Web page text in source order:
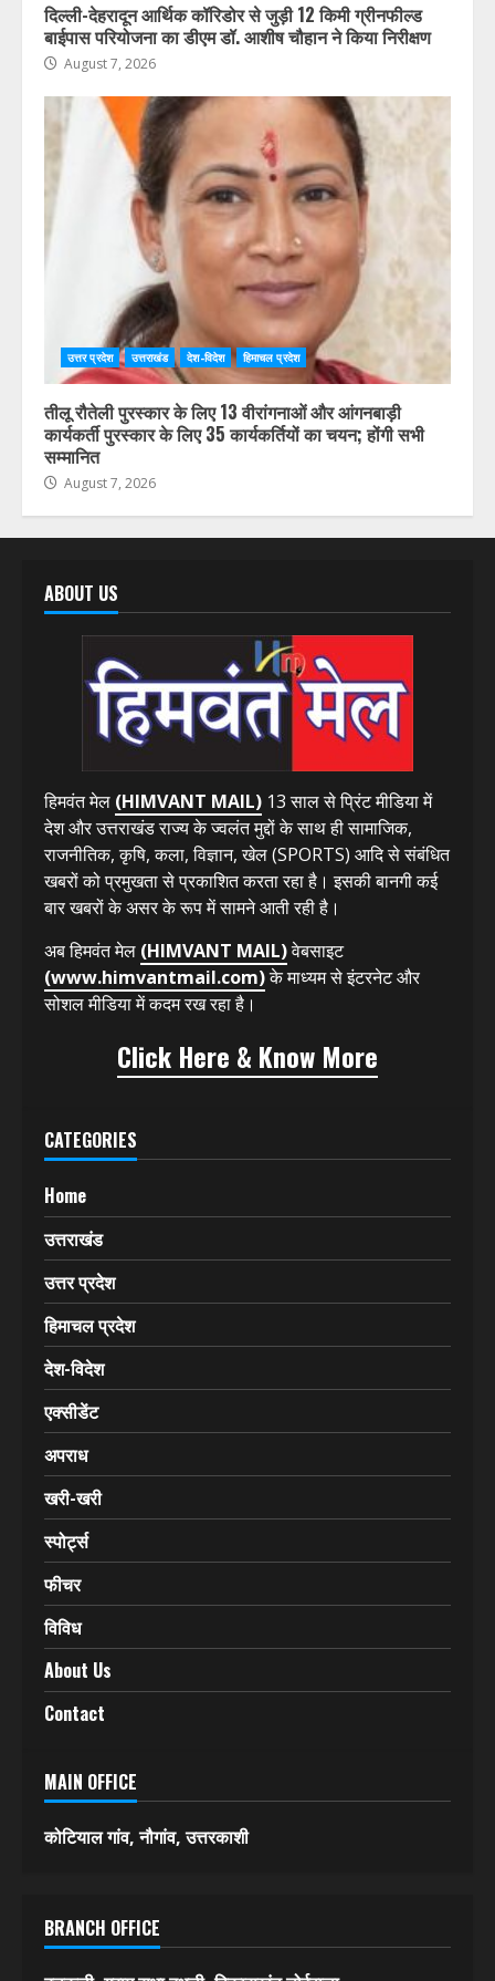
दिल्ली-देहरादून आर्थिक कॉरिडोर से जुड़ी 12 किमी ग्रीनफील्ड
बाईपास परियोजना का डीएम डॉ. आशीष चौहान ने किया निरीक्षण
August 7, 2026
उत्तर प्रदेश उत्तराखंड देश-विदेश हिमाचल प्रदेश
तीलू रौतेली पुरस्कार के लिए 13 वीरांगनाओं और आंगनबाड़ी
कार्यकर्ती पुरस्कार के लिए 35 कार्यकर्तियों का चयन; होंगी सभी
सम्मानित
August 7, 2026
ABOUT US
हिमवंत मेल (HIMVANT MAIL) 13 साल से प्रिंट मीडिया में
देश और उत्तराखंड राज्य के ज्वलंत मुद्दों के साथ ही सामाजिक,
राजनीतिक, कृषि, कला, विज्ञान, खेल (SPORTS) आदि से संबंधित
खबरों को प्रमुखता से प्रकाशित करता रहा है। इसकी बानगी कई
बार खबरों के असर के रूप में सामने आती रही है।
अब हिमवंत मेल (HIMVANT MAIL)वेबसाइट
(www.himvantmail.com)के माध्यम से इंटरनेट और
सोशल मीडिया में कदम रख रहा है।
Click Here & Know More
CATEGORIES
Home
उत्तराखंड
उत्तर प्रदेश
हिमाचल प्रदेश
देश-विदेश
एक्सीडेंट
अपराध
खरी-खरी
स्पोर्ट्स
फीचर
विविध
About Us
Contact
MAIN OFFICE
कोटियाल गांव, नौगांव, उत्तरकाशी
BRANCH OFFICE